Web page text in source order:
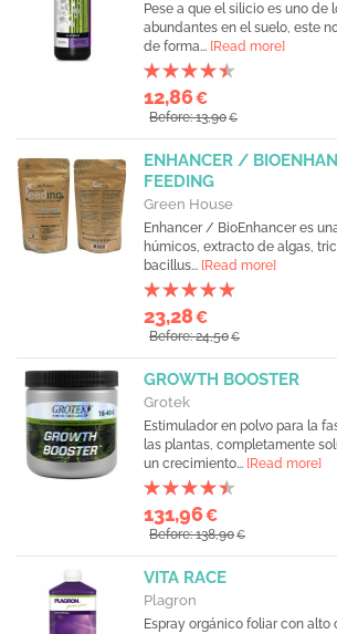
Pese a que el silicio es uno de
abundantes en el suelo, este
de forma... [Read more]
12,86€
Before: 13,90€
ENHANCER /
FEEDING
Green House
Enhancer / BioEnhancer es
húmicos, extracto de algas,
bacillus... [Read more]
23,28€
Before: 24,50€
GROWTH BOOSTER
Grotek
Estimulador en polvo para la
las plantas, completamente
un crecimiento... [Read more]
131,96€
Before: 138,90€
VITA RACE
Plagron
Espray orgánico foliar con